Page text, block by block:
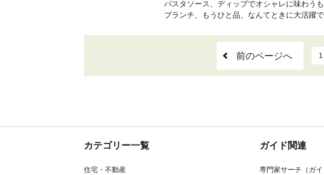
パスタソース、ディップでオシャレに味わう
ブランチ、もうひと品、なんてときに大活躍で
前のページへ 1
カテゴリー一覧
住宅・不動産
ガイド関連
専門家サーチ（ガイ